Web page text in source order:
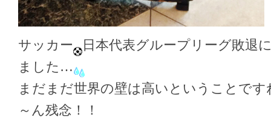
サッカー
日本代表グループリーグ敗退
ました…
まだまだ世界の壁は高いということです
～ん残念！！